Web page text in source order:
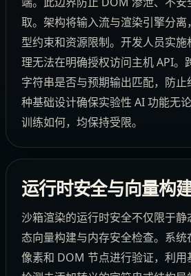
取。架构将输入流与渲染引擎分
型约束和资源限制。开发人员实
理无法在明确授权访问主机 API。
字符串是否与预期输出匹配，防
种基础设计确保实验性 AI 功能无
训练如何，均保持受限。
运行时安全与向量构
沙箱渲染的运行时安全不仅限于
态向量构建与内存安全检查。系
像素和 DOM 节点进行验证，利用